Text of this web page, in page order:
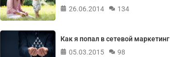
26.06.2014
134
Как я попал в сетевой маркетинг
05.03.2015
98